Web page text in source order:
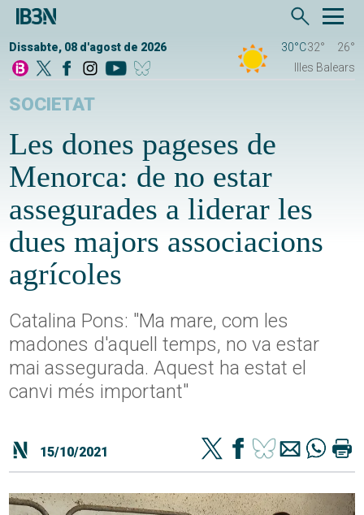
Dissabte, 08 d'agost de 2026 30°C32°
26°
Illes Balears
SOCIETAT
Les dones pageses de
Menorca: de no estar
assegurades a liderar les
dues majors associacions
agrícoles
Catalina Pons: "Ma mare, com les
madones d'aquell temps, no va estar
mai assegurada. Aquest ha estat el
canvi més important"
15/10/2021